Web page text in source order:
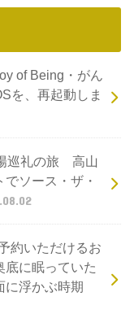
of Being・がん
を、再起動しま
巡礼の旅 高山
ソース・ザ・
約いただけるお
底に眠っていた
に浮かぶ時期